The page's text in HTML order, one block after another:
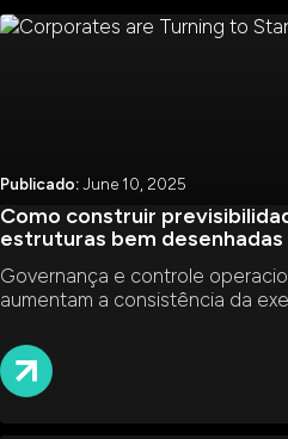
Publicado:June 10, 2025
Como construir
estruturas bem desenhadas
Governança e controle
aumentam a consistência da